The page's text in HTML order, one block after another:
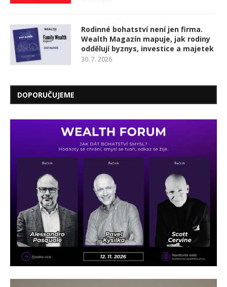
Rodinné bohatství není jen firma.
Wealth Magazín mapuje, jak rodiny
oddělují byznys, investice a majetek
30. 7. 2026
DOPORUČUJEME